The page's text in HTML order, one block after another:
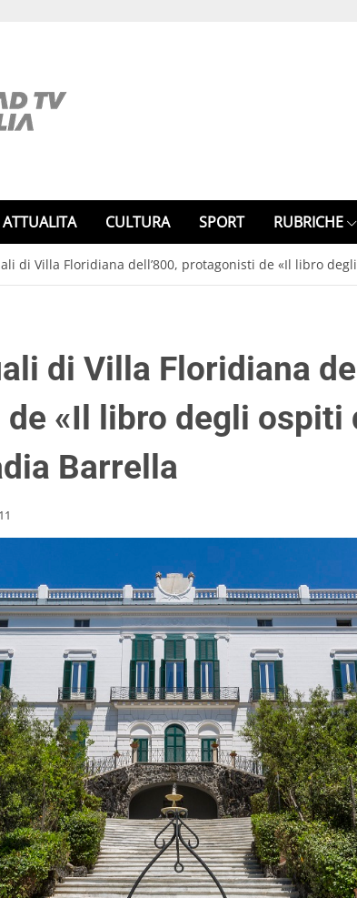
ATTUALITA CULTURA SPORT RUBRICHE
di Villa Floridiana dell’800, protagonisti de «Il libro
di Villa Floridiana
«Il libro degli ospiti
Barrella